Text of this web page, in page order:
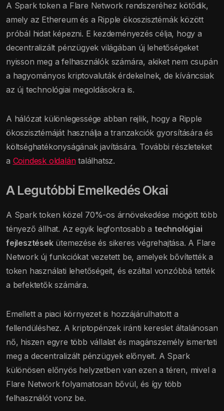
A Spark token a Flare Network rendszeréhez kötődik,
amely az Ethereum és a Ripple ökoszisztémák között
próbál hidat képezni. E kezdeményezés célja, hogy a
decentralizált pénzügyek világában új lehetőségeket
nyisson meg a felhasználók számára, akiket nem csupán
a hagyományos kriptovaluták érdekelnek, de kíváncsiak
az új technológiai megoldásokra is.
A hálózat különlegessége abban rejlik, hogy a Ripple
ökoszisztémáját használja a tranzakciók gyorsítására és
költséghatékonyságának javítására. További részleteket
a Coindesk oldalántalálhatsz.
A Legutóbbi Emelkedés Okai
A Spark token közel 70%-os árnövekedése mögött több
tényező állhat. Az egyik legfontosabb a technológiai
fejlesztésekütemezése és sikeres végrehajtása. A Flare
Network új funkciókat vezetett be, amelyek bővítették a
token használati lehetőségeit, és ezáltal vonzóbbá tették
a befektetők számára.
Emellett a piaci környezet is hozzájárulhatott a
fellendüléshez. A kriptopénzek iránti kereslet általánosan
nő, hiszen egyre több vállalat és magánszemély ismerteti
meg a decentralizált pénzügyek előnyeit. A Spark
különösen előnyös helyzetben van ezen a téren, mivel a
Flare Network folyamatosan bővül, és így több
felhasználót vonz be.